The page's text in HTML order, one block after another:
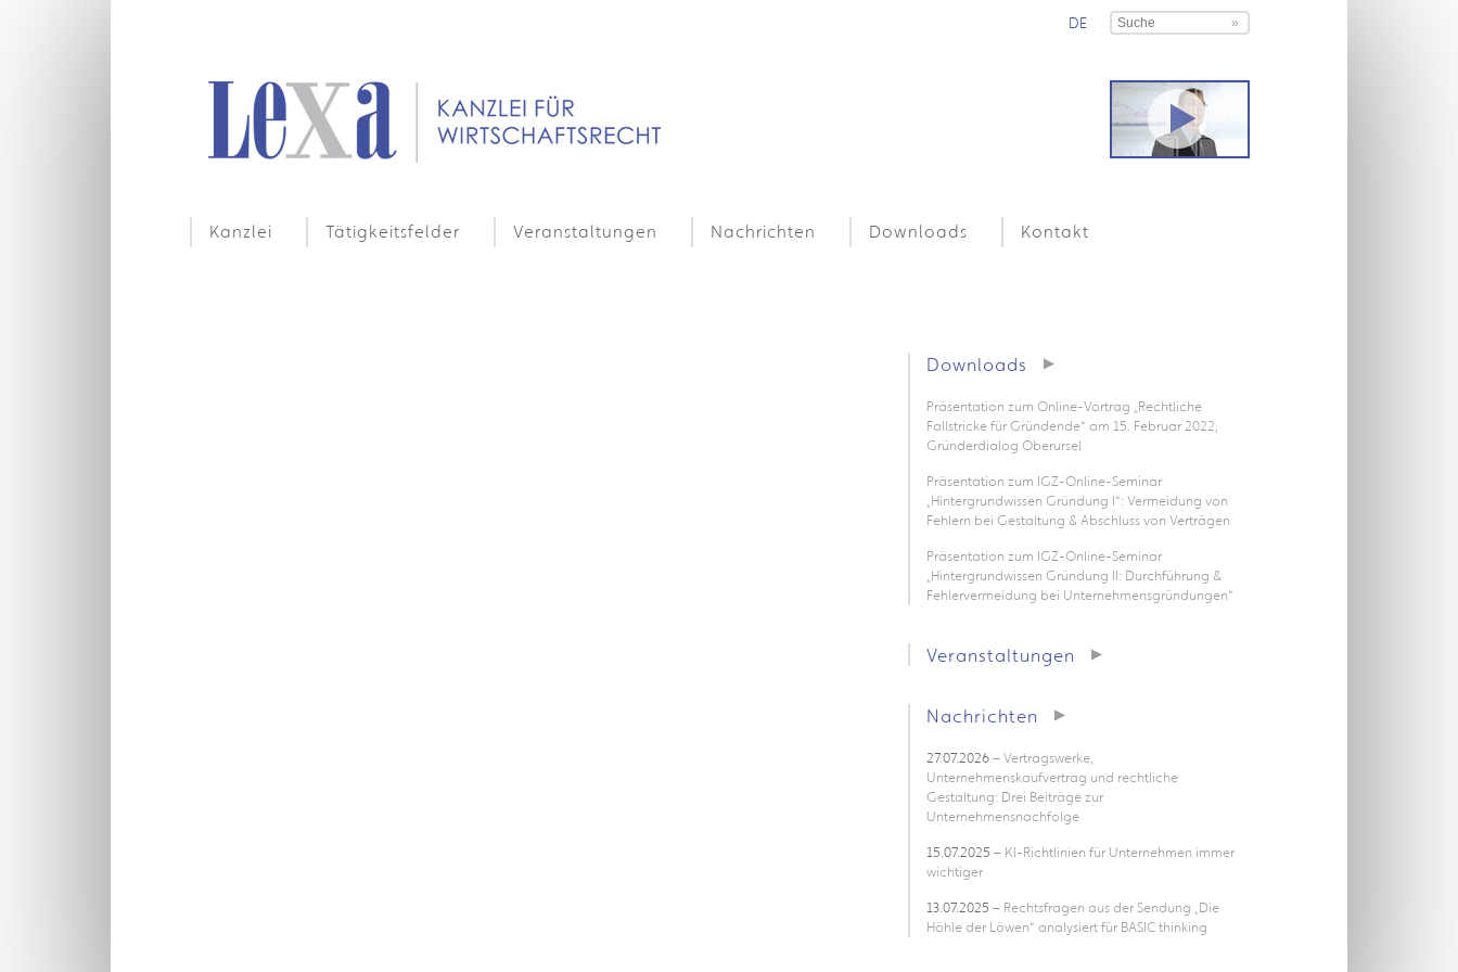
DE
Kanzlei Tätigkeitsfelder Veranstaltungen Nachrichten Downloads Kontakt
Downloads
Präsentation zum Online-Vortrag „Rechtliche
Fallstricke für Gründende“ am 15. Februar 2022,
Gründerdialog Oberursel
Präsentation zum IGZ-Online-Seminar
„Hintergrundwissen Gründung I“: Vermeidung von
Fehlern bei Gestaltung & Abschluss von Verträgen
Präsentation zum IGZ-Online-Seminar
„Hintergrundwissen Gründung II: Durchführung &
Fehlervermeidung bei Unternehmensgründungen“
Veranstaltungen
Nachrichten
27.07.2026– Vertragswerke,
Unternehmenskaufvertrag und rechtliche
Gestaltung: Drei Beiträge zur
Unternehmensnachfolge
15.07.2025 – KI-Richtlinien für Unternehmen immer
wichtiger
13.07.2025 – Rechtsfragen aus der Sendung „Die
Höhle der Löwen“ analysiert für BASIC thinking